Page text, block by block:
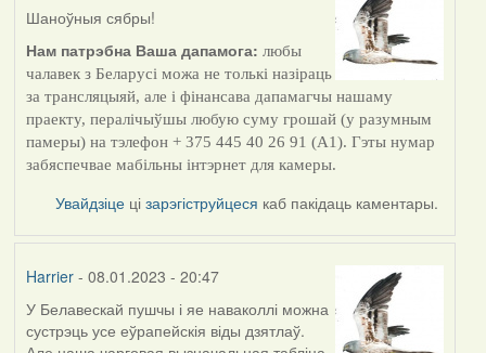
Шаноўныя сябры!
Нам патрэбна Ваша дапамога: любы
чалавек з Беларусі можа не толькі назіраць
за трансляцыяй, але і фінансава дапамагчы нашаму
праекту, пералічыўшы любую суму грошай (у разумным
памеры) на тэлефон + 375 445 40 26 91 (А1). Гэты нумар
забяспечвае мабільны інтэрнет для камеры.
Увайдзіце цізарэгіструйцеся каб пакідаць каментары.
Harrier- 08.01.2023 - 20:47
У Белавескай пушчы і яе наваколлі можна
сустрэць усе еўрапейскія віды дзятлаў.